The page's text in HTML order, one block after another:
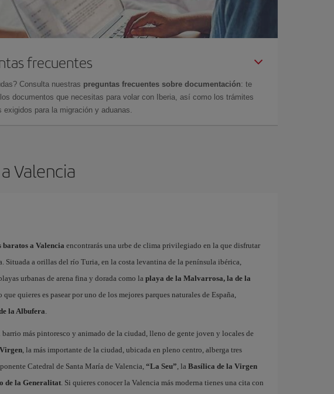
frecuentes
Consulta nuestras preguntas frecuentes sobre documentación: te
documentos que necesitas para volar con Iberia, así como los trámites
exigidos para la migración y aduanas.
Valencia
baratos a Valencia encontrarás una urbe de clima privilegiado en la que disfrutar
Situada a orillas del río Turia, en la costa levantina de la península ibérica,
urbanas de arena fina y dorada como laplaya de la Malvarrosa, la de la
que quieres es pasear por uno de los mejores parques naturales de España,
la Albufera.
más pintoresco y animado de la ciudad, lleno de gente joven y locales de
, la más importante de la ciudad, ubicada en pleno centro, alberga tres
Catedral de Santa María de Valencia, “La Seu”, la Basílica de la Virgen
de la Generalitat. Si quieres conocer la Valencia más moderna tienes una cita con